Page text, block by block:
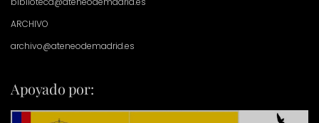
ARCHIVO
archivo@ateneodemadrid.es
Apoyado por: